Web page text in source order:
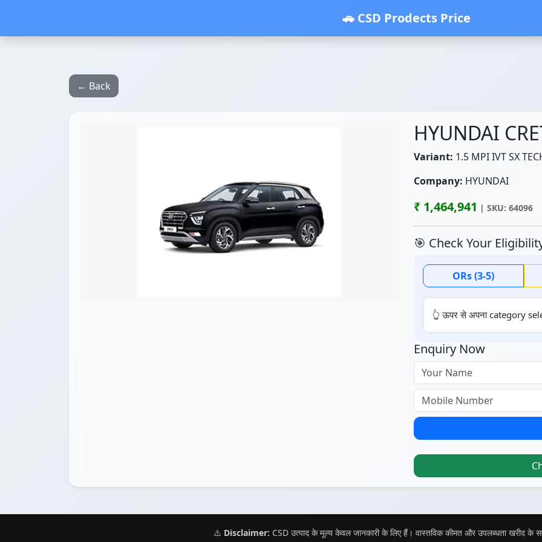
🚗 CSD Prodects Price
← Back
HYUNDAI
Variant: 1.5 MPI IVT SX
Company: HYUNDAI
₹ 1,464,941 | SKU: 64096
🎯 Check Your
ORs (3-5)
👆 ऊपर से अपना category
Enquiry Now
⚠️ Disclaimer: CSD उत्पाद के मूल्य केवल जानकारी के लिए हैं। वास्तविक कीमत और उपलब्धता खरीद के